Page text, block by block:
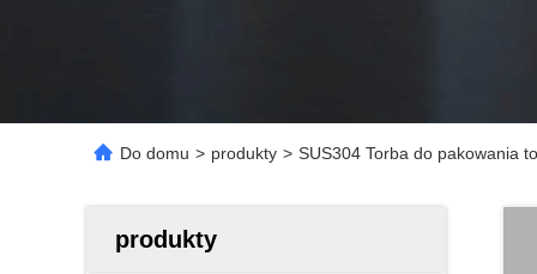
Do domu > produkty > SUS304 Torba do pakowania
produkty